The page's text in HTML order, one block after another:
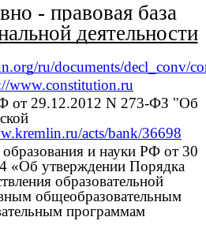
- правовая база
деятельности
ru/documents/decl_conv/
www.constitution.ru
от 29.12.2012 N 273-ФЗ "Об
acts/bank/36698
и науки РФ от 30
«Об утверждении Порядка
образовательной
общеобразовательным
программам